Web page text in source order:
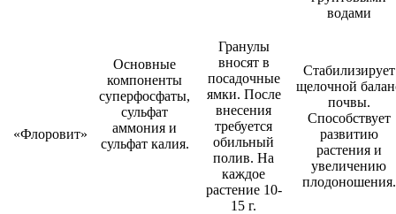
водами
«Флоровит»
Основные
компоненты
суперфосфаты,
сульфат
аммония и
сульфат калия.
Гранулы
вносят в
посадочные
ямки. После
внесения
требуется
обильный
полив. На
каждое
растение 10-
15 г.
Стабилизирует
щелочной
почвы.
Способствует
развитию
растения и
увеличению
плодоношения.